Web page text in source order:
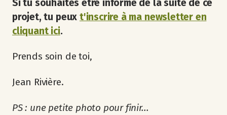
Si tu souhaites être informé de la suite de ce
projet, tu peux t'inscrire à ma newsletter en
cliquant ici.
Prends soin de toi,
Jean Rivière.
PS : une petite photo pour finir...